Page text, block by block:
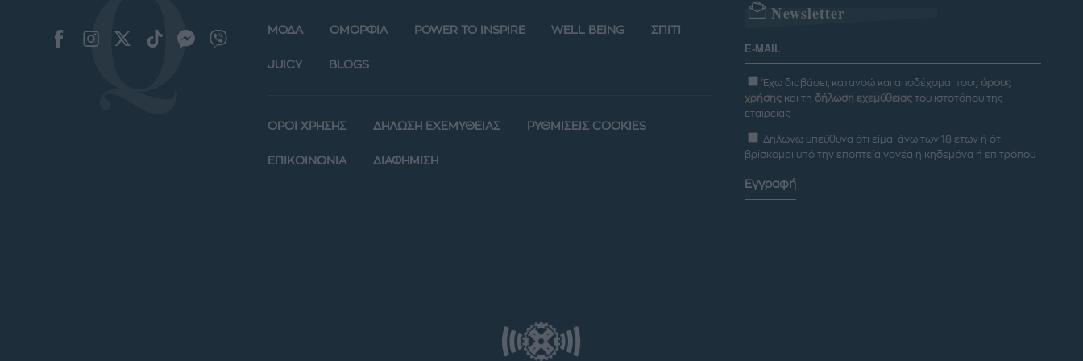
ΜΟΔΑ ΟΜΟΡΦΙΑ POWER TO INSPIRE WELL BEING ΣΠΙΤΙ
JUICY BLOGS
ΟΡΟΙ ΧΡΗΣΗΣ ΔΗΛΩΣΗ ΕΧΕΜΥΘΕΙΑΣ ΡΥΘΜΙΣΕΙΣ COOKIES
ΕΠΙΚΟΙΝΩΝΙΑ ΔΙΑΦΗΜΙΣΗ
Newsletter
Έχω διαβάσει, κατανοώ και αποδέχομαι τους όρους
χρήσης και τη δήλωση εχεμύθειας του ιστοτόπου της
εταιρείας
Δηλώνω υπεύθυνα ότι είμαι άνω των 18 ετών ή ότι
βρίσκομαι υπό την εποπτεία γονέα ή κηδεμόνα ή επιτρόπου
Εγγραφή